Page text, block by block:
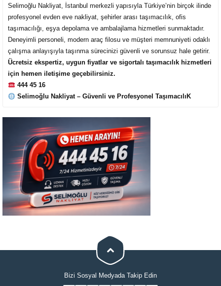
Selimoğlu Nakliyat, İstanbul merkezli yapısıyla Türkiye’nin birçok ilinde
profesyonel evden eve nakliyat, şehirler arası taşımacılık, ofis
taşımacılığı, eşya depolama ve ambalajlama hizmetleri sunmaktadır.
Deneyimli personeli, modern araç filosu ve müşteri memnuniyeti odaklı
çalışma anlayışıyla taşınma sürecinizi güvenli ve sorunsuz hale getirir.
Ücretsiz ekspertiz, uygun fiyatlar ve sigortalı taşımacılık hizmetleri
için hemen iletişime geçebilirsiniz.
444 45 16
Selimoğlu Nakliyat – Güvenli ve Profesyonel TaşımacılıK
Bizi Sosyal Medyada Takip Edin
Cevap Yaz